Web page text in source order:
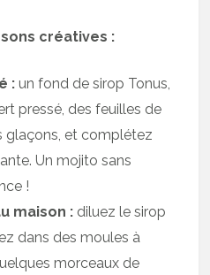
créatives :
: un fond de sirop Tonus,
pressé, des feuilles de
glaçons, et complétez
Un mojito sans
!
maison : diluez le sirop
dans des moules à
morceaux de